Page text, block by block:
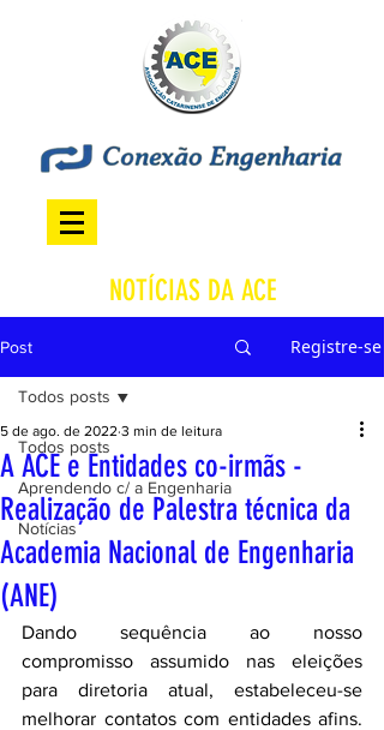
NOTÍCIAS DA ACE
Post Registre-se
Todos posts
Aprendendo c/ a Engenharia
Notícias
Todos posts
A ACE e Entidades co-irmãs -
Realização de Palestra técnica da
Academia Nacional de Engenharia
(ANE)
5 de ago. de 2022 3 min de leitura
Dando sequência ao nosso
compromisso assumido nas eleições
para diretoria atual, estabeleceu-se
melhorar contatos com entidades afins.